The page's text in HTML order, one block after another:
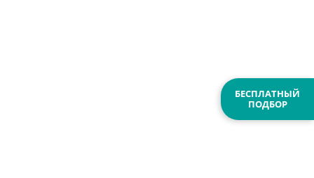
БЕСПЛАТНЫЙ
ПОДБОР